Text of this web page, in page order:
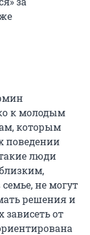
к молодым
которым
поведении
люди
не могут
решения и
от